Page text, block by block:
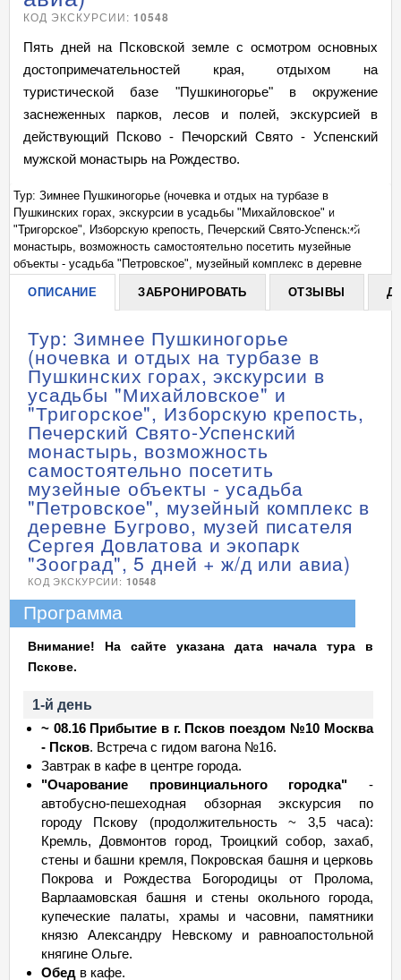
КОД ЭКСКУРСИИ: 10548
Пять дней на Псковской земле с осмотром основных
достопримечательностей края, отдыхом на
туристической базе "Пушкиногорье" в окружение
заснеженных парков, лесов и полей, экскурсией в
действующий Псково - Печорский Свято - Успенский
мужской монастырь на Рождество.
+
Тур: Зимнее Пушкиногорье (ночевка и отдых на турбазе в
Пушкинских горах, экскурсии в усадьбы "Михайловское" и
"Тригорское", Изборскую крепость, Печерский Свято-Успенский
монастырь, возможность самостоятельно посетить музейные
объекты - усадьба "Петровское", музейный комплекс в деревне
дней + ж/д или авиа)
ОПИСАНИЕ ЗАБРОНИРОВАТЬ ОТЗЫВЫ
Тур: Зимнее Пушкиногорье
(ночевка и отдых на турбазе в
Пушкинских горах, экскурсии в
усадьбы "Михайловское" и
"Тригорское", Изборскую крепость,
Печерский Свято-Успенский
монастырь, возможность
самостоятельно посетить
музейные объекты - усадьба
"Петровское", музейный комплекс в
деревне Бугрово, музей писателя
Сергея Довлатова и экопарк
"Зооград", 5 дней + ж/д или авиа)
КОД ЭКСКУРСИИ: 10548
Программа
Внимание! На сайте указана дата начала тура в
Пскове.
1-й день
~ 08.16 Прибытие в г. Псков поездом №10 Москва
- Псков. Встреча с гидом вагона №16.
Завтрак в кафе в центре города.
"Очарование провинциального городка" -
автобусно-пешеходная обзорная экскурсия по
городу Пскову (продолжительность ~ 3,5 часа):
Кремль, Довмонтов город, Троицкий собор, захаб,
стены и башни кремля, Покровская башня и церковь
Покрова и Рождества Богородицы от Пролома,
Варлаамовская башня и стены окольного города,
купеческие палаты, храмы и часовни, памятники
князю Александру Невскому и равноапостольной
княгине Ольге.
Обед в кафе.